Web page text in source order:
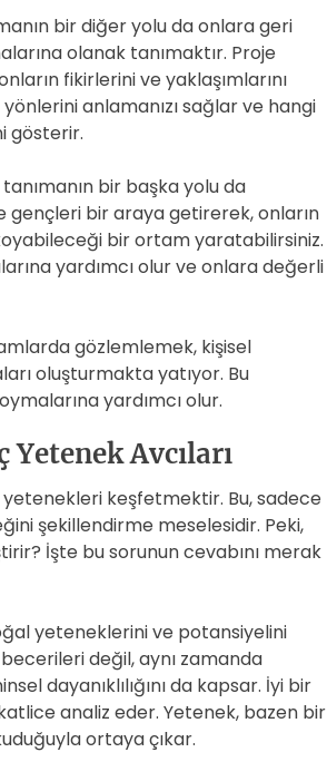
bir diğer yolu da onlara geri
olanak tanımaktır. Proje
fikirlerini ve yaklaşımlarını
anlamanızı sağlar ve hangi
gösterir.
bir başka yolu da
gençleri bir araya getirerek, onların
bir ortam yaratabilirsiniz.
yardımcı olur ve onlara değerli
gözlemlemek, kişisel
oluşturmakta yatıyor. Bu
yardımcı olur.
Avcıları
keşfetmektir. Bu, sadece
şekillendirme meselesidir. Peki,
İşte bu sorunun cevabını merak
yeteneklerini ve potansiyelini
değil, aynı zamanda
dayanıklılığını da kapsar. İyi bir
analiz eder. Yetenek, bazen bir
ortaya çıkar.